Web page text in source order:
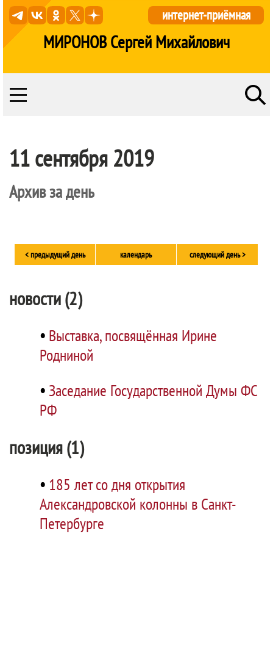
МИРОНОВ Сергей Михайлович
интернет-приёмная
11 сентября 2019
Архив за день
< предыдущий день календарь следующий день >
новости (2)
• Выставка, посвящённая Ирине
Родниной
• Заседание Государственной Думы ФС
РФ
позиция (1)
• 185 лет со дня открытия
Александровской колонны в Санкт-
Петербурге